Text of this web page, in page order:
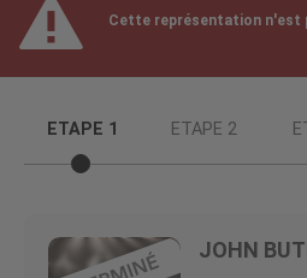
officiel Cette représentation n'est
ETAPE 1 ETAPE 2
JOHN